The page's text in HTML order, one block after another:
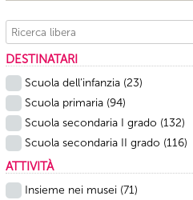
DESTINATARI
Scuola dell’infanzia (23)
Scuola primaria (94)
Scuola secondaria I grado (132)
Scuola secondaria II grado (116)
ATTIVITÀ
Insieme nei musei (71)